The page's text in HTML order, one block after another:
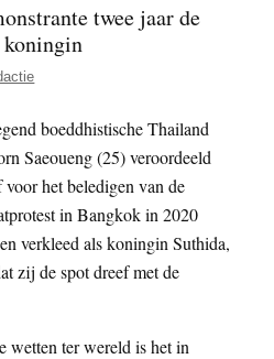
twee jaar de
boeddhistische Thailand
Saeoueng (25) veroordeeld
het beledigen van de
in Bangkok in 2020
verkleed als koningin Suthida,
zij de spot dreef met de
wetten ter wereld is het in